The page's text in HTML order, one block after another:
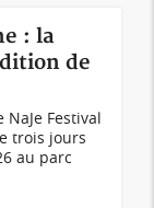
: la
de
Festival
trois jours
au parc